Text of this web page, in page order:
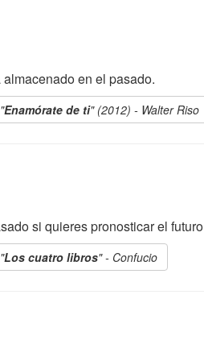
almacenado en el pasado.
Enamórate de ti" (2012) - Walter Riso
si quieres pronosticar el
Los cuatro libros" - Confucio